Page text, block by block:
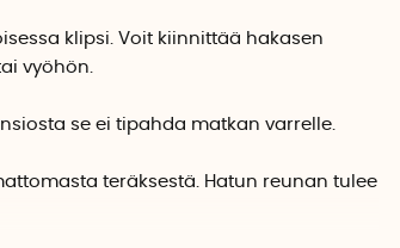
klipsi. Voit kiinnittää hakasen
vyöhön.
se ei tipahda matkan varrelle.
teräksestä. Hatun reunan tulee